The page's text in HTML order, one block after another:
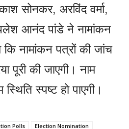
सोनकर, अरविंद वर्मा,
आनंद पांडे ने नामांकन
नामांकन पत्रों की जांच
पूरी की जाएगी। नाम
स्पष्ट हो पाएगी।
Polls
Election Nomination